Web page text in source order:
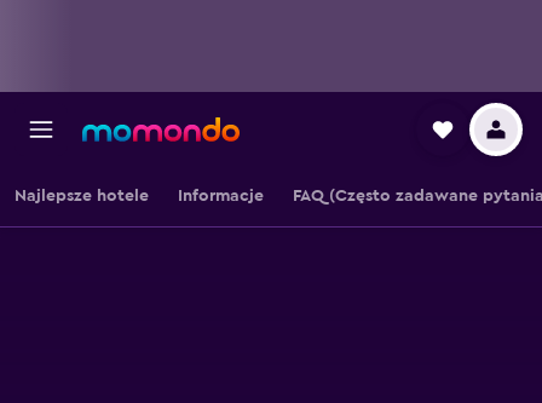
Najlepsze hotele Informacje FAQ (Często zadawane